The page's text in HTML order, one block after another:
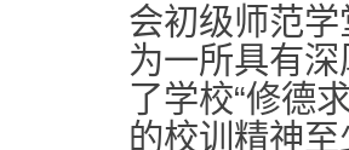
会初级师范
为一所具有
了学校“修德
的校训精神